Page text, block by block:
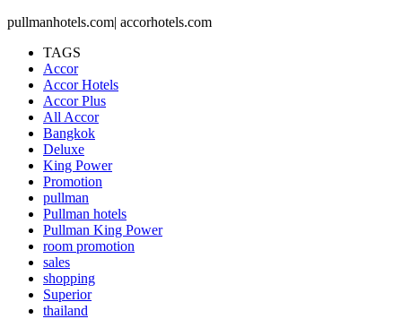
pullmanhotels.com| accorhotels.com
TAGS
Accor
Accor Hotels
Accor Plus
All Accor
Bangkok
Deluxe
King Power
Promotion
pullman
Pullman hotels
Pullman King Power
room promotion
sales
shopping
Superior
thailand